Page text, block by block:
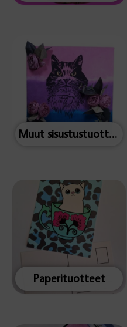
Muut sisustustuotteet
Paperituotteet